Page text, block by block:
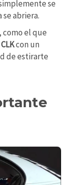
se
abriera.
, como el que
con un
de estirarte